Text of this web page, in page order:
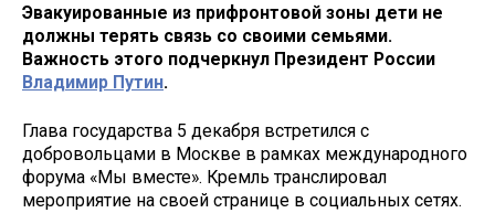
Эвакуированные из прифронтовой зоны дети не
должны терять связь со своими семьями.
Важность этого подчеркнул Президент России
Владимир Путин.
Глава государства 5 декабря встретился с
добровольцами в Москве в рамках международного
форума «Мы вместе». Кремль транслировал
мероприятие на своей странице в социальных сетях.